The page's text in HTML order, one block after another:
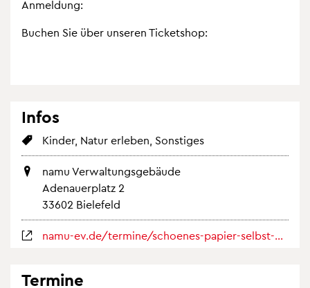
An­mel­dung:
Bu­chen Sie über un­se­ren Ti­cket­shop:
Infos
Kin­der, Natur er­le­ben, Sons­ti­ges
namu Ver­wal­tungs­ge­bäu­de
Ade­nau­er­platz 2
33602 Bie­le­feld
namu-ev.de/ter­mi­ne/schoe­nes-pa­pier-selbst-ge­scho­epft-18-au­gust-2026/
Ter­mi­ne